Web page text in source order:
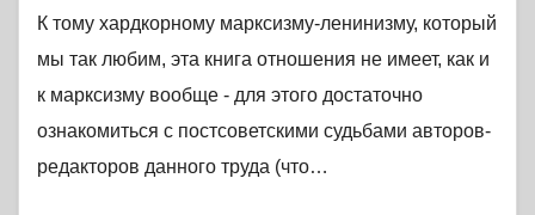
К тому хардкорному марксизму-ленинизму, который
мы так любим, эта книга отношения не имеет, как и
к марксизму вообще - для этого достаточно
ознакомиться с постсоветскими судьбами авторов-
редакторов данного труда (что…